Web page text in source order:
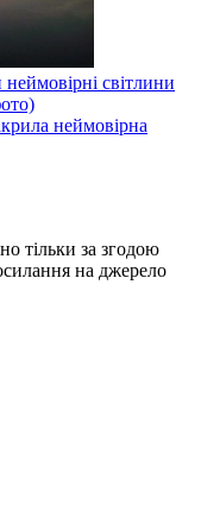
світлини
неймовірна
тільки за згодою
на джерело